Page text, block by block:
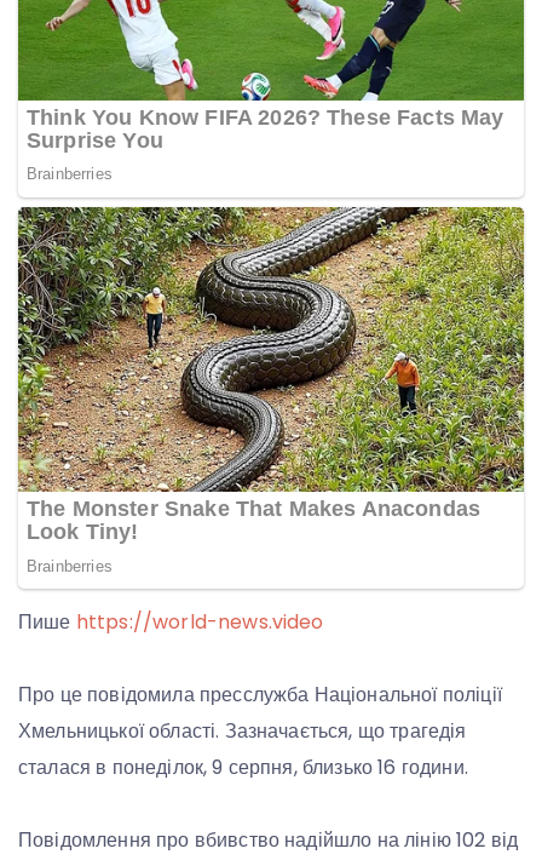
Пише https://world-news.video
Про це повідомила пресслужба Національної поліції
Хмельницької області. Зазначається, що трагедія
сталася в понеділок, 9 серпня, близько 16 години.
Повідомлення про вбивство надійшло на лінію 102 від